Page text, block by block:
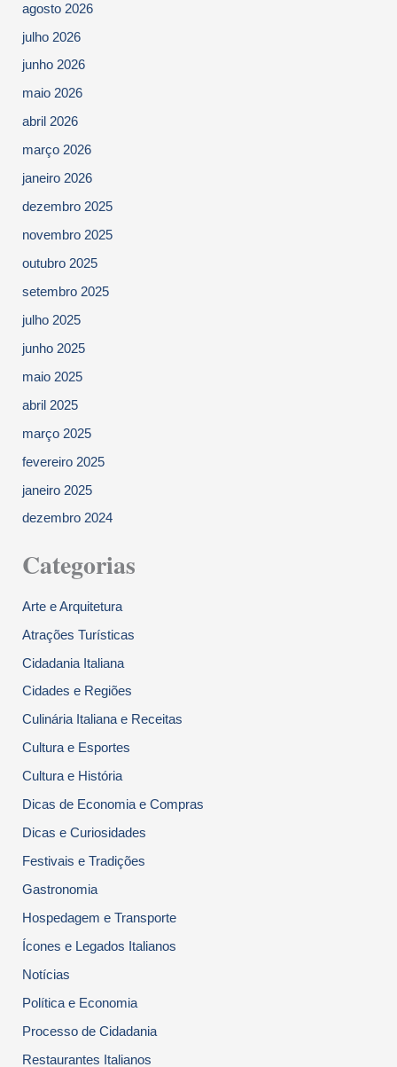
agosto 2026
julho 2026
junho 2026
maio 2026
abril 2026
março 2026
janeiro 2026
dezembro 2025
novembro 2025
outubro 2025
setembro 2025
julho 2025
junho 2025
maio 2025
abril 2025
março 2025
fevereiro 2025
janeiro 2025
dezembro 2024
Categorias
Arte e Arquitetura
Atrações Turísticas
Cidadania Italiana
Cidades e Regiões
Culinária Italiana e Receitas
Cultura e Esportes
Cultura e História
Dicas de Economia e Compras
Dicas e Curiosidades
Festivais e Tradições
Gastronomia
Hospedagem e Transporte
Ícones e Legados Italianos
Notícias
Política e Economia
Processo de Cidadania
Restaurantes Italianos